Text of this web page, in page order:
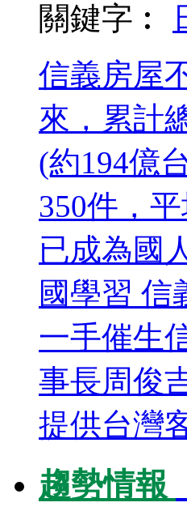
關鍵字︰
信義房屋
來，累計
(約194億
350件，
已成為國
國學習 信
一手催生
事長周俊
提供台灣
趨勢情報